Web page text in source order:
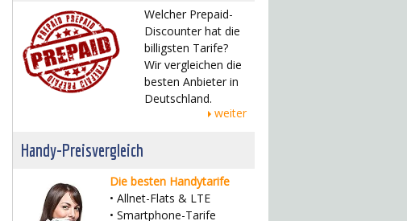
Welcher Prepaid-
Discounter hat die
billigsten Tarife?
Wir vergleichen die
besten Anbieter in
Deutschland.
weiter
Handy-Preisvergleich
Die besten Handytarife
• Allnet-Flats & LTE
• Smartphone-Tarife